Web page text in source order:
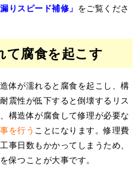
漏りスピード補修」 をご覧くださ
て腐食を起こす
体が濡れると腐食を起こし、構
震性が低下すると倒壊するリス
構造体が腐食して修理が必要な
を行う ことになります。修理費
事日数もかかってしまうため、
保つことが大事です。